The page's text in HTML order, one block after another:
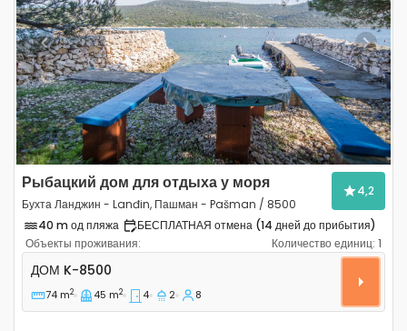
Previous Next
Рыбацкий дом для отдыха у моря
Бухта Ланджин - Lanđin, Пашман - Pašman / 8500
4,2
40 m од пляжа
БЕСПЛАТНАЯ отмена (14 дней до прибытия)
Объекты проживания:
Количество единиц: 1
Четырёхкомнатный дом Бухта Ланджин - Lanđin,
ДОМ K-8500
74 m2 45 m2 4 2 8